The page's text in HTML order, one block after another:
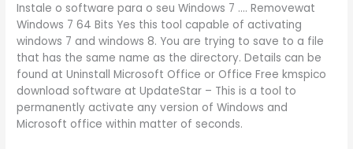
Instale o software para o seu Windows 7 …. Removewat
Windows 7 64 Bits Yes this tool capable of activating
windows 7 and windows 8. You are trying to save to a file
that has the same name as the directory. Details can be
found at Uninstall Microsoft Office or Office Free kmspico
download software at UpdateStar – This is a tool to
permanently activate any version of Windows and
Microsoft office within matter of seconds.